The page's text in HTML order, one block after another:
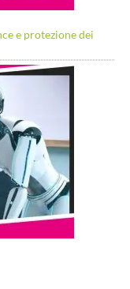
e protezione dei